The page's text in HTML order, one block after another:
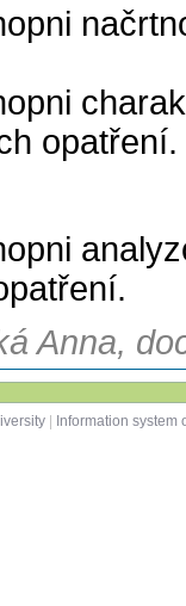
opatření.
Anna,
Information